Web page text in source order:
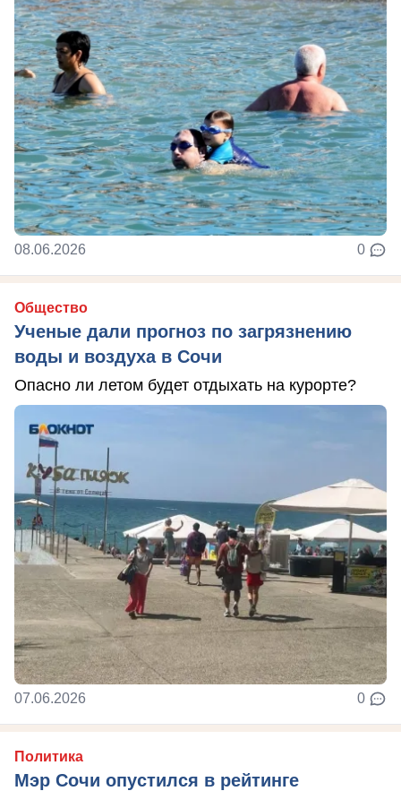
08.06.2026 0
Общество
Ученые дали прогноз по загрязнению
воды и воздуха в Сочи
Опасно ли летом будет отдыхать на курорте?
07.06.2026 0
Политика
Мэр Сочи опустился в рейтинге